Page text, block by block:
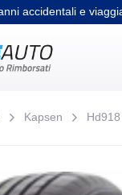
Kapsen Hd918